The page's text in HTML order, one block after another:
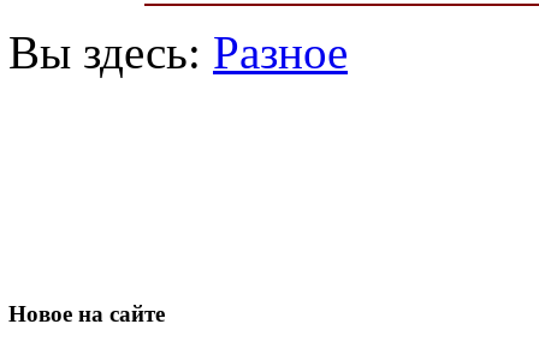
Вы здесь: Разное
Новое на сайте